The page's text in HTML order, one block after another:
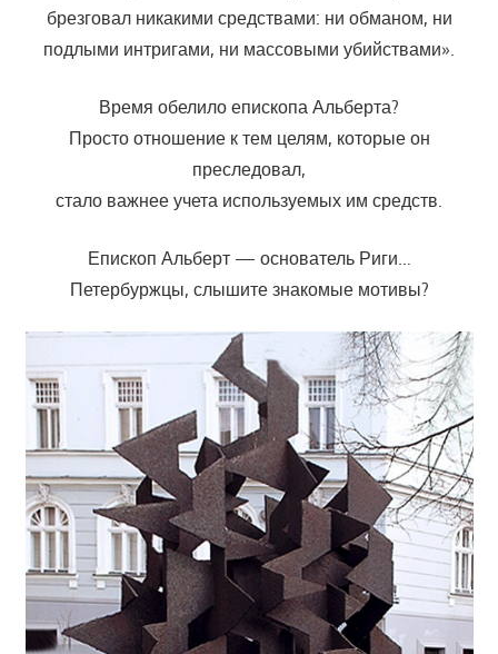
брезговал никакими средствами: ни обманом, ни
подлыми интригами, ни массовыми убийствами».
Время обелило епископа Альберта?
Просто отношение к тем целям, которые он
преследовал,
стало важнее учета используемых им средств.
Епископ Альберт — основатель Риги…
Петербуржцы, слышите знакомые мотивы?